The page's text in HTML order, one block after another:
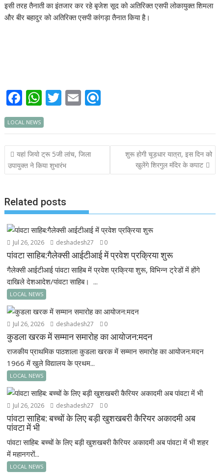
इसी तरह तैनाती का इंतजार कर रहे बृजेश सूद को अतिरिक्त एसपी लोकायुक्त शिमला
और बीर बहादुर को अतिरिक्त एसपी कांगड़ा तैनात किया है।
F
ac
e
b
o
o
W
h
at
s
A
p
T
itt
er
E
ai
l
i
n
LOCAL NEWS
Post
navigation
यहां जियो ट्रू 5जी लांच, जिला
उपायुक्त ने किया शुभारंभ
शुरू होगी चूड़धार यात्रा, इस दिन को
खुलेंगे शिरगुल मंदिर के कपाट
Related posts
Jul 26, 2026 deshadesh27 0
पांवटा साहिब:गैलेक्सी आईटीआई में प्रवेश प्रक्रिया शुरू
गैलेक्सी आईटीआई पांवटा साहिब में प्रवेश प्रक्रिया शुरू, विभिन्न ट्रेडों में होंगे
दाखिले देशआदेश/पांवटा साहिब। ...
LOCAL NEWS
Jul 26, 2026 deshadesh27 0
कुडला खरक में सम्मान समारोह का आयोजन:मदन
राजकीय प्राथमिक पाठशाला कुडला खरक में सम्मान समारोह का आयोजन:मदन
1966 में खुले विद्यालय के प्रथम...
LOCAL NEWS
Jul 26, 2026 deshadesh27 0
पांवटा साहिब: बच्चों के लिए बड़ी खुशखबरी कैरियर अकादमी अब
पांवटा में भी
पांवटा साहिब: बच्चों के लिए बड़ी खुशखबरी कैरियर अकादमी अब पांवटा में भी शहर
में महानगरों...
LOCAL NEWS